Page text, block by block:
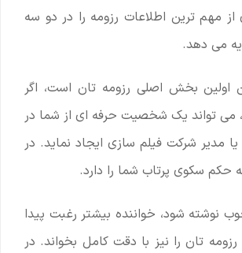
مهم ترین اطلاعات رزومه را در دو سه
می دهد.
اولین بخش اصلی رزومه تان است، اگر
می تواند یک شخصیت حرفه ای از شما در
مدیر شرکت فیلم سازی ایجاد نماید. در
حکم سکوی پرتاب شما را دارد.
نوشته شود، خواننده بیشتر رغبت پیدا
تان را نیز با دقت کامل بخواند. در